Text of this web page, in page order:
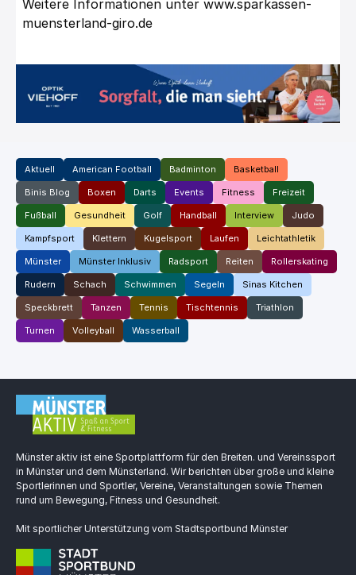
Weitere Informationen unter www.sparkassen-
muensterland-giro.de
Aktuell American Football Badminton Basketball
Binis Blog Boxen Darts Events Fitness Freizeit
Fußball Gesundheit Golf Handball Interview Judo
Kampfsport Klettern Kugelsport Laufen Leichtathletik
Münster Münster Inklusiv Radsport Reiten Rollerskating
Rudern Schach Schwimmen Segeln Sinas Kitchen
Speckbrett Tanzen Tennis Tischtennis Triathlon
Turnen Volleyball Wasserball
Münster aktiv ist eine Sportplattform für den Breiten. und Vereinssport
in Münster und dem Münsterland. Wir berichten über große und kleine
Sportlerinnen und Sportler, Vereine, Veranstaltungen sowie Themen
rund um Bewegung, Fitness und Gesundheit.
Mit sportlicher Unterstützung vom Stadtsportbund Münster